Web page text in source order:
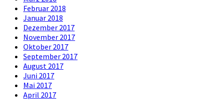
Februar 2018
Januar 2018
Dezember 2017
November 2017
Oktober 2017
September 2017
August 2017
Juni 2017
Mai 2017
April 2017